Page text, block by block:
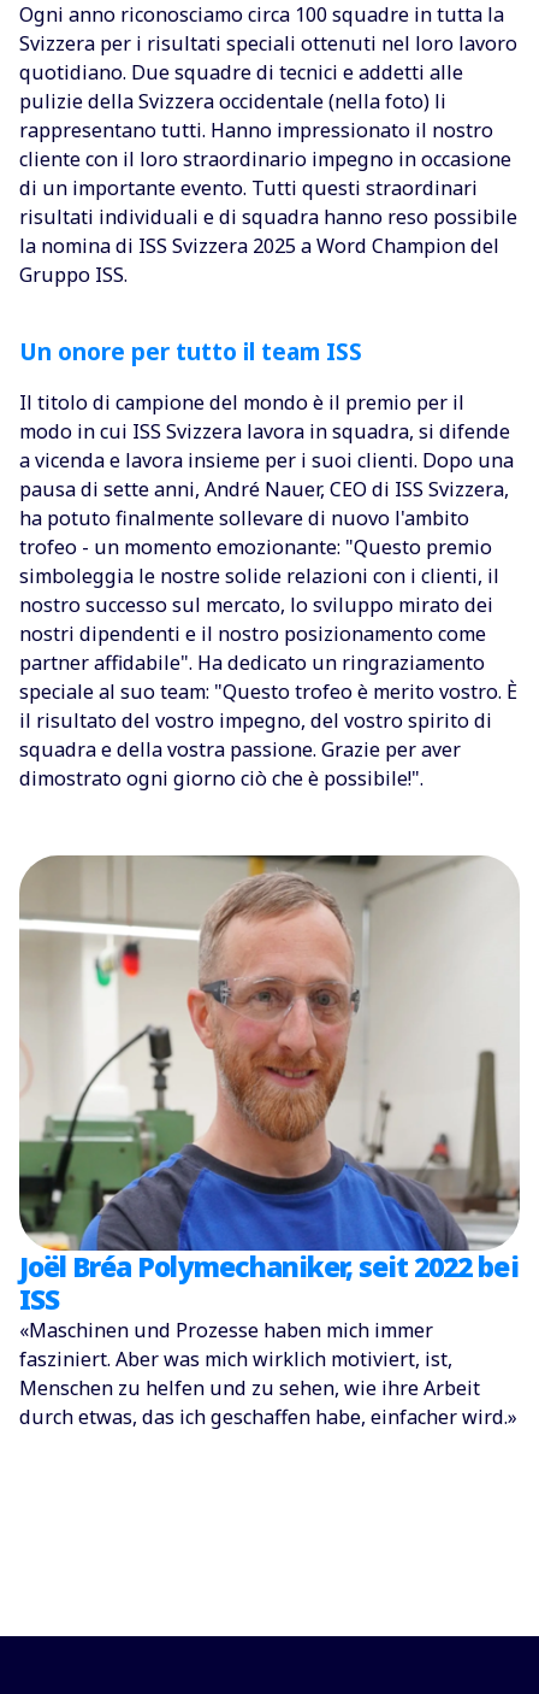
Ogni anno riconosciamo circa 100 squadre in tutta la
Svizzera per i risultati speciali ottenuti nel loro lavoro
quotidiano. Due squadre di tecnici e addetti alle
pulizie della Svizzera occidentale (nella foto) li
rappresentano tutti. Hanno impressionato il nostro
cliente con il loro straordinario impegno in occasione
di un importante evento. Tutti questi straordinari
risultati individuali e di squadra hanno reso possibile
la nomina di ISS Svizzera 2025 a Word Champion del
Gruppo ISS.
Un onore per tutto il team ISS
Il titolo di campione del mondo è il premio per il
modo in cui ISS Svizzera lavora in squadra, si difende
a vicenda e lavora insieme per i suoi clienti. Dopo una
pausa di sette anni, André Nauer, CEO di ISS Svizzera,
ha potuto finalmente sollevare di nuovo l'ambito
trofeo - un momento emozionante: "Questo premio
simboleggia le nostre solide relazioni con i clienti, il
nostro successo sul mercato, lo sviluppo mirato dei
nostri dipendenti e il nostro posizionamento come
partner affidabile". Ha dedicato un ringraziamento
speciale al suo team: "Questo trofeo è merito vostro. È
il risultato del vostro impegno, del vostro spirito di
squadra e della vostra passione. Grazie per aver
dimostrato ogni giorno ciò che è possibile!".
Joël Bréa Polymechaniker, seit 2022 bei
ISS
«Maschinen und Prozesse haben mich immer
fasziniert. Aber was mich wirklich motiviert, ist,
Menschen zu helfen und zu sehen, wie ihre Arbeit
durch etwas, das ich geschaffen habe, einfacher wird.»